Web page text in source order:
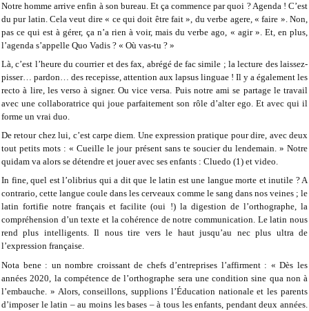
Notre homme arrive enfin à son bureau. Et ça commence par quoi ? Agenda ! C’est
du pur latin. Cela veut dire « ce qui doit être fait », du verbe agere, « faire ». Non,
pas ce qui est à gérer, ça n’a rien à voir, mais du verbe ago, « agir ». Et, en plus,
l’agenda s’appelle Quo Vadis ? « Où vas-tu ? »
Là, c’est l’heure du courrier et des fax, abrégé de fac simile ; la lecture des laissez-
pisser… pardon… des recepisse, attention aux lapsus linguae ! Il y a également les
recto à lire, les verso à signer. Ou vice versa. Puis notre ami se partage le travail
avec une collaboratrice qui joue parfaitement son rôle d’alter ego. Et avec qui il
forme un vrai duo.
De retour chez lui, c’est carpe diem. Une expression pratique pour dire, avec deux
tout petits mots : « Cueille le jour présent sans te soucier du lendemain. » Notre
quidam va alors se détendre et jouer avec ses enfants : Cluedo (1) et video.
In fine, quel est l’olibrius qui a dit que le latin est une langue morte et inutile ? A
contrario, cette langue coule dans les cerveaux comme le sang dans nos veines ; le
latin fortifie notre français et facilite (oui !) la digestion de l’orthographe, la
compréhension d’un texte et la cohérence de notre communication. Le latin nous
rend plus intelligents. Il nous tire vers le haut jusqu’au nec plus ultra de
l’expression française.
Nota bene : un nombre croissant de chefs d’entreprises l’affirment : « Dès les
années 2020, la compétence de l’orthographe sera une condition sine qua non à
l’embauche. » Alors, conseillons, supplions l’Éducation nationale et les parents
d’imposer le latin – au moins les bases – à tous les enfants, pendant deux années.